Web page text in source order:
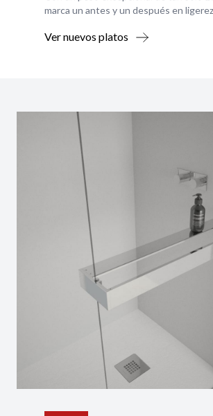
marca un antes y un después en
Ver nuevos platos